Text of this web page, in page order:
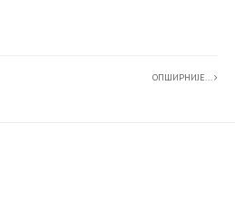
ОПШИРНИЈЕ...